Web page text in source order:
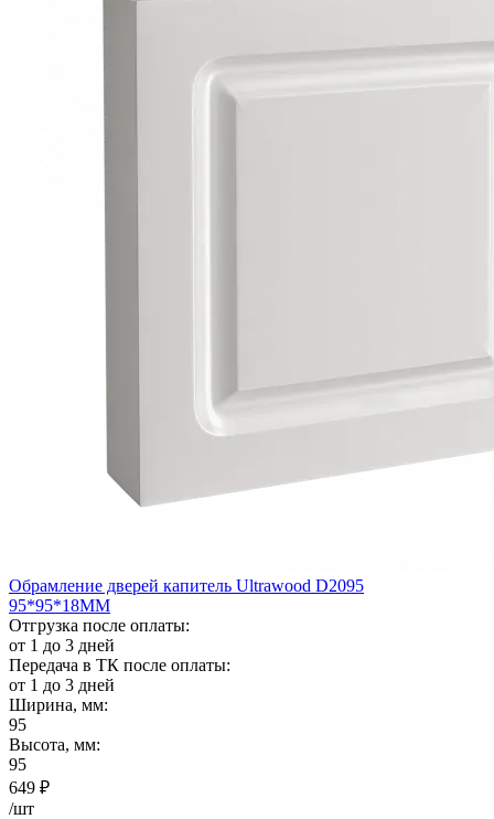
Обрамление дверей капитель Ultrawood D2095
95*95*18ММ
Отгрузка после оплаты:
от 1 до 3 дней
Передача в ТК после оплаты:
от 1 до 3 дней
Ширина, мм:
95
Высота, мм:
95
649 ₽
/шт